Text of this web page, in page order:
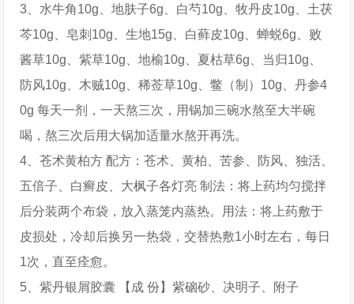
3、水牛角10g、地肤子6g、白芍10g、牧丹皮10g、土茯
芩10g、皂刺10g、生地15g、白藓皮10g、蝉蜕6g、败
酱草10g、紫草10g、地榆10g、夏枯草6g、当归10g、
防风10g、木贼10g、稀莶草10g、鳖（制）10g、丹参4
0g 每天一剂，一天熬三次，用锅加三碗水熬至大半碗
喝，熬三次后用大锅加适量水熬开再洗。
4、苍术黄柏方 配方：苍术、黄柏、苦参、防风、独活、
五倍子、白癣皮、大枫子各灯亮 制法：将上药均匀搅拌
后分装两个布袋，放入蒸笼内蒸热。用法：将上药敷于
皮损处，冷却后换另一热袋，交替热敷1小时左右，每日
1次，直至痊愈。
5、紫丹银屑胶囊 【成 份】紫硇砂、决明子、附子